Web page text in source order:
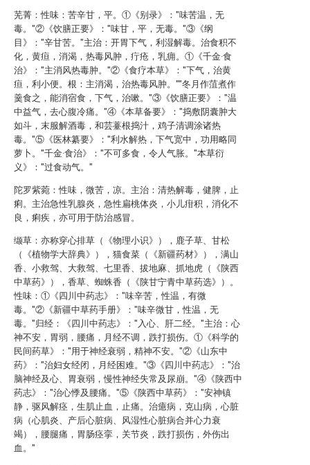
芜菁：性味：苦辛甘，平。①《别录》："味苦温，无
毒。"②《饮膳正要》："味甘，平，无毒。"③《纲
目》："辛甘苦。"主治：开胃下气，利湿解毒。治食积不
化，黄疸，消渴，热毒风肿，疔疮，乳痈。①《千金·食
治》："主消风热毒肿。"②《食疗本草》："下气，治黄
疸，利小便。根：主消渴，治热毒风肿。""冬月作菹煮作
羹食之，能消宿食，下气，治嗽。"③《饮膳正要》："温
中益气，去心腹冷痛。"④《本草备要》："捣敷阴囊肿大
如斗，末服解酒毒，和芸薹根捣汁，鸡子清调涂诸热
毒。"⑤《医林纂要》："利水解热，下气宽中，功用略同
萝卜。"千金·食治》："不可多食，令人气胀。"本草衍
义》："过食动气。"
陀罗紫菀：性味，微苦，凉。主治：清热解毒，健脾，止
痢。主治急性乳腺炎，急性扁桃体炎，小儿疳积，消化不
良，痢疾，亦可用于防治感冒。
缬草：亦称穿心排草（《物理小识》），鹿子草、甘松
（《植物学大辞典》），猫食菜（《新疆药材》），满山
香、小救驾、大救驾、七里香、拔地麻、抓地虎（《陕西
中草药》），香草、蜘蛛香（《陕甘宁青中草药选》）。
性味：①《四川中药志》："味辛苦，性温，有微
毒。"②《新疆中草药手册》："味辛微甘，性温，无
毒。"归经：《四川中药志》："入心、肝二经。"主治：心
神不安，胃弱，腰痛，月经不调，跌打损伤。①《科学的
民间药草》："用于神经衰弱，精神不安。"②《山东中
药》："治妇女经闭，月经困难。"③《四川中药志》："治
脑神经及心、胃衰弱，慢性神经失常及尿崩。"④《陕西中
药志》："治心悸及腰痛。"⑤《陕西中草药》："安神镇
静，驱风解痉，生肌止血，止痛。治癔病，克山病，心脏
病（心肌炎、产后心脏病、风湿性心脏病合并心力衰
竭），腰腿痛，胃肠痉挛，关节炎，跌打损伤，外伤出
血。"